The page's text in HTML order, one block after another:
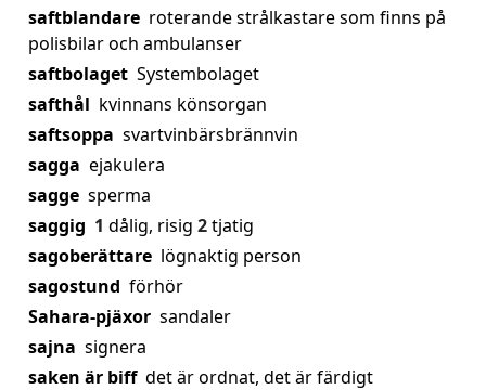
saftblandare roterande strålkastare som finns på
polisbilar och ambulanser
saftbolaget Systembolaget
safthål kvinnans könsorgan
saftsoppa svartvinbärsbrännvin
sagga ejakulera
sagge sperma
saggig 1 dålig, risig 2tjatig
sagoberättare lögnaktig person
sagostund förhör
Sahara-pjäxor sandaler
sajna signera
saken är biff det är ordnat, det är färdigt